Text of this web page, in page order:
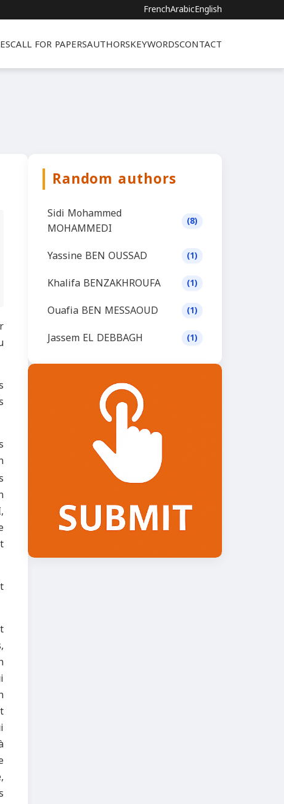
FrenchArabicEnglish
CALL FOR PAPERSAUTHORSKEYWORDSCONTACT
Random authors
Sidi Mohammed
MOHAMMEDI
(8)
Yassine BEN OUSSAD (1)
Khalifa BENZAKHROUFA (1)
Ouafia BEN MESSAOUD (1)
Jassem EL DEBBAGH (1)